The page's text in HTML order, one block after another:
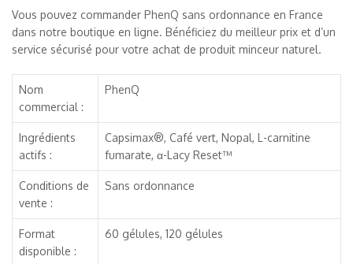
Vous pouvez commander PhenQ sans ordonnance en France
dans notre boutique en ligne. Bénéficiez du meilleur prix et d’un
service sécurisé pour votre achat de produit minceur naturel.
Nom
commercial :
PhenQ
Ingrédients
actifs :
Capsimax®, Café vert, Nopal, L-carnitine
fumarate, α-Lacy Reset™
Conditions de
vente :
Sans ordonnance
Format
disponible :
60 gélules, 120 gélules